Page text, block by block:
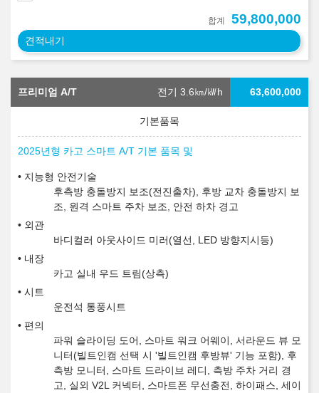
합계 59,800,000
견적내기
프리미엄 A/T 전기 3.6㎞/㎾h 63,600,000
2025년형 카고 스마트 A/T 기본 품목 및
지능형 안전기술
후측방 충돌방지 보조(전진출차), 후방 교차 충돌방지 보
조, 원격 스마트 주차 보조, 안전 하차 경고
외관
바디컬러 아웃사이드 미러(열선, LED 방향지시등)
내장
카고 실내 우드 트림(상측)
시트
운전석 통풍시트
편의
파워 슬라이딩 도어, 스마트 워크 어웨이, 서라운드 뷰 모
니터(빌트인캠 선택 시 '빌트인캠 후방뷰' 기능 포함), 후
측방 모니터, 스마트 드라이브 레디, 측방 주차 거리 경
고, 실외 V2L 커넥터, 스마트폰 무선충전, 하이패스, 세이